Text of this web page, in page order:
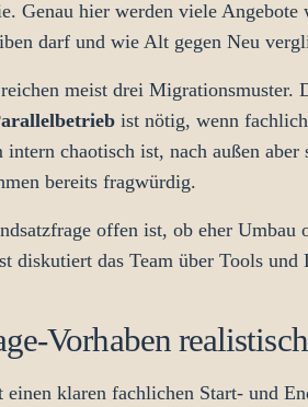
Genau hier werden viele
darf und wie Alt gegen Neu
meist drei
ist nötig, wenn
intern chaotisch ist, nach außen
bereits fragwürdig.
offen ist, ob eher Umbau
diskutiert das Team über Tools
Vorhaben
einen klaren fachlichen Start- und